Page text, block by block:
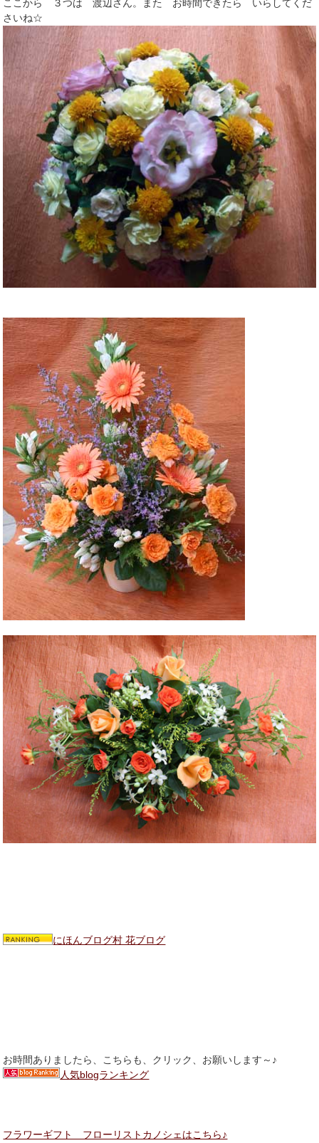
ここから ３つは 渡辺さん。また お時間できたら いらしてくだ
さいね☆
にほんブログ村 花ブログ
お時間ありましたら、こちらも、クリック、お願いします～♪
人気blogランキング
フラワーギフト フローリストカノシェはこちら♪